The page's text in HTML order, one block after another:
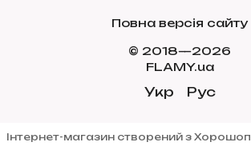
Повна версія сайту
© 2018—2026
FLAMY.ua
Укр Рус
Інтернет-магазин створений з Хорошоп